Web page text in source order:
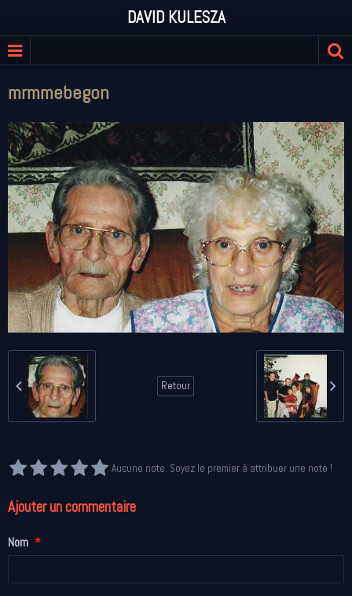
DAVID KULESZA
mrmmebegon
Retour
Aucune note. Soyez le premier à attribuer une note !
Ajouter un commentaire
Nom